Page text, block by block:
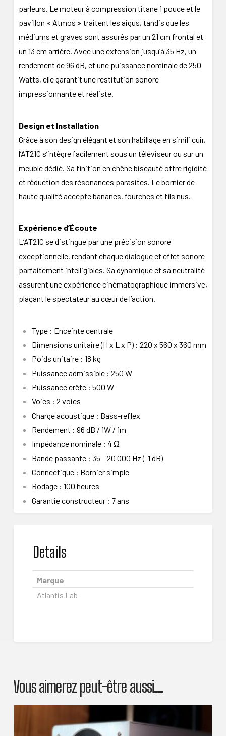
parleurs. Le moteur à compression titane 1 pouce et le
pavillon « Atmos » traitent les aigus, tandis que les
médiums et graves sont assurés par un 21 cm frontal et
un 13 cm arrière. Avec une extension jusqu’à 35 Hz, un
rendement de 96 dB, et une puissance nominale de 250
Watts, elle garantit une restitution sonore
impressionnante et réaliste.
Design et Installation
Grâce à son design élégant et son habillage en simili cuir,
l’AT21C s’intègre facilement sous un téléviseur ou sur un
meuble dédié. Sa finition en chêne biseauté offre rigidité
et réduction des résonances parasites. Le bornier de
haute qualité accepte bananes, fourches et fils nus.
Expérience d’Écoute
L’AT21C se distingue par une précision sonore
exceptionnelle, rendant chaque dialogue et effet sonore
parfaitement intelligibles. Sa dynamique et sa neutralité
assurent une expérience cinématographique immersive,
plaçant le spectateur au cœur de l’action.
Type : Enceinte centrale
Dimensions unitaire (H x L x P) : 220 x 560 x 360 mm
Poids unitaire : 18 kg
Puissance admissible : 250 W
Puissance crête : 500 W
Voies : 2 voies
Charge acoustique : Bass-reflex
Rendement : 96 dB / 1W / 1m
Impédance nominale : 4 Ω
Bande passante : 35 – 20 000 Hz (-1 dB)
Connectique : Bornier simple
Rodage : 100 heures
Garantie constructeur : 7 ans
Details
Marque
Atlantis Lab
Vous aimerez peut-être aussi…